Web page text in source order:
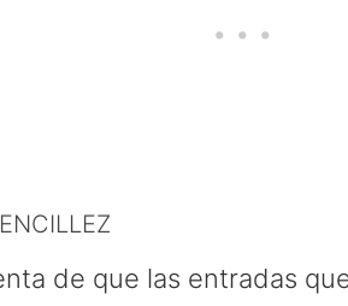
de que las entradas